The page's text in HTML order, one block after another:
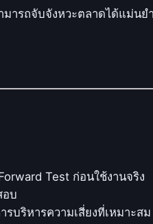
l
e
g
มารถจับจังหวะตลาดได้แม่นยำ
Test ก่อนใช้งานจริง
อบ
รบริหารความเสี่ยงที่เหมาะสม